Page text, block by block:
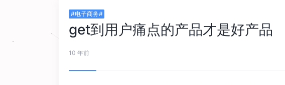
#电子商务#
get到用户痛点的产品才是好产品
10 年前